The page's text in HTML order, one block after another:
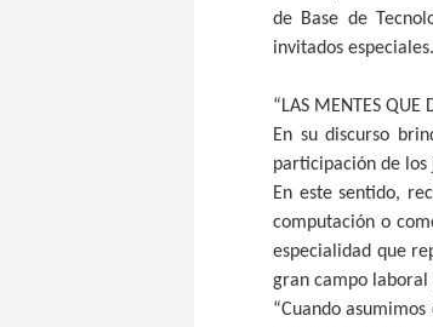
de Base de
invitados especiales.
“LAS MENTES QUE
En su discurso
participación de los
En este sentido,
computación o
especialidad que
gran campo laboral
“Cuando